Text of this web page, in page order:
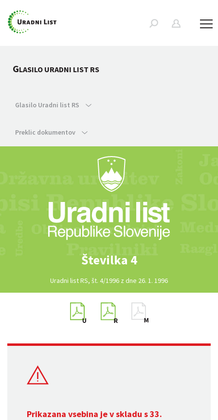
GLASILO URADNI LIST RS
Glasilo Uradni list RS
Preklic dokumentov
Številka 4
Uradni list RS, št. 4/1996 z dne 26. 1. 1996
Prikazana vsebina je v skladu s 33.